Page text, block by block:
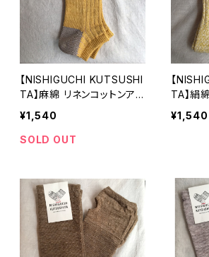
【NISHIGUCHI KUTSUSHI
TA】麻綿 リネンコットンアン
クレットソックス イエロー
NK0107S 日本製 靴下 【ニ
シグチクツシタ】
¥1,540
SOLD OUT
【
TA】絹
竺ソッ
ス(イ
¥1,540